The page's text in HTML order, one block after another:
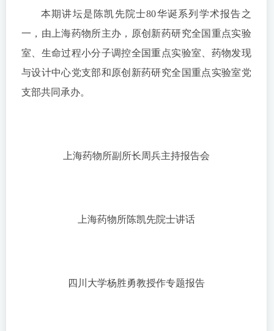
本期讲坛是陈凯先院士80华诞系列学术报告之
一，由上海药物所主办，原创新药研究全国重点实验
室、生命过程小分子调控全国重点实验室、药物发现
与设计中心党支部和原创新药研究全国重点实验室党
支部共同承办。
上海药物所副所长周兵主持报告会
上海药物所陈凯先院士讲话
四川大学杨胜勇教授作专题报告